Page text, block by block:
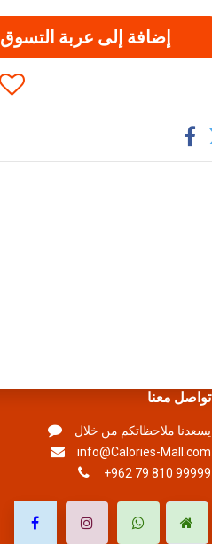
إضافة إلى عربة التسوق
تواصل معنا
يسعدنا ملاحظاتكم من خلال
info@Calories-Mall.com
+962 79 810 99999